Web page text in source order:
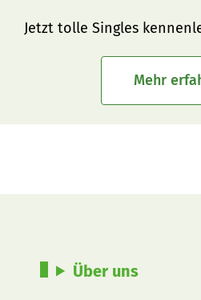
Jetzt tolle Singles
Mehr
Über uns